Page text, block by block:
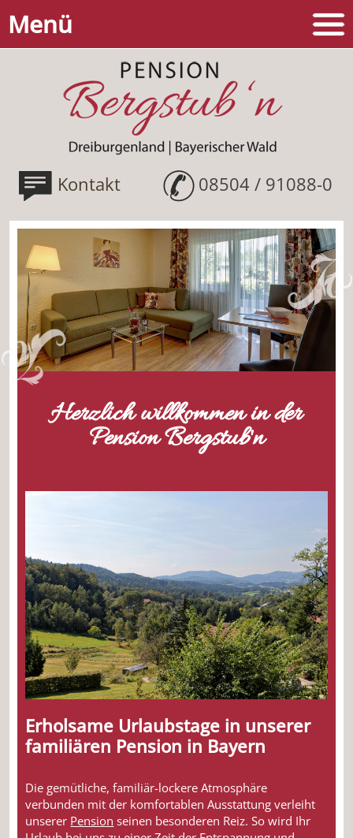
08504 / 91088-0
Kontakt
Menü
Herzlich willkommen in der
Pension Bergstub'n
Erholsame Urlaubstage in unserer
familiären Pension in Bayern
Die gemütliche, familiär-lockere Atmosphäre
verbunden mit der komfortablen Ausstattung verleiht
unserer Pension seinen besonderen Reiz. So wird Ihr